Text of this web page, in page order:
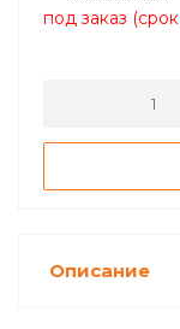
под заказ
Описание